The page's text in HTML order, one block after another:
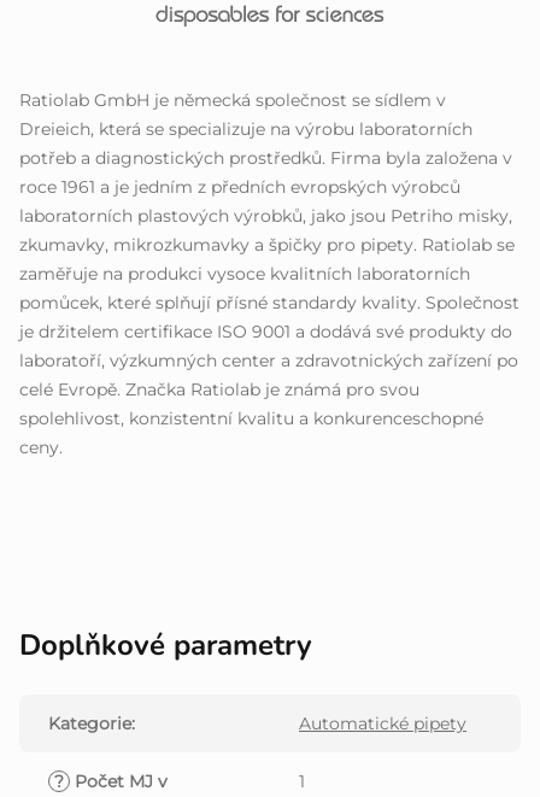
Ratiolab GmbH je německá společnost se sídlem v
Dreieich, která se specializuje na výrobu laboratorních
potřeb a diagnostických prostředků. Firma byla založena v
roce 1961 a je jedním z předních evropských výrobců
laboratorních plastových výrobků, jako jsou Petriho misky,
zkumavky, mikrozkumavky a špičky pro pipety. Ratiolab se
zaměřuje na produkci vysoce kvalitních laboratorních
pomůcek, které splňují přísné standardy kvality. Společnost
je držitelem certifikace ISO 9001 a dodává své produkty do
laboratoří, výzkumných center a zdravotnických zařízení po
celé Evropě. Značka Ratiolab je známá pro svou
spolehlivost, konzistentní kvalitu a konkurenceschopné
ceny.
Doplňkové parametry
Kategorie: Automatické pipety
? Počet MJ v
1